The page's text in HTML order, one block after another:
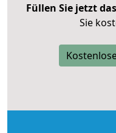
Füllen Sie jetzt
Sie